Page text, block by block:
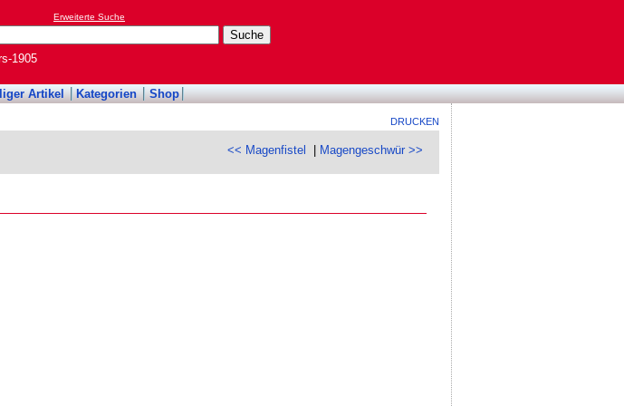
Erweiterte Suche
1905
Artikel Kategorien Shop
DRUCKEN
<< Magenfistel Magengeschwür >>